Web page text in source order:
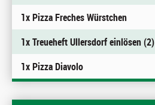
1x Pizza Freches Würstchen
1x Treueheft Ullersdorf einlösen (2)
1x Pizza Diavolo